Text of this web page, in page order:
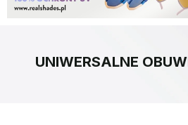
UNIWERSALNE